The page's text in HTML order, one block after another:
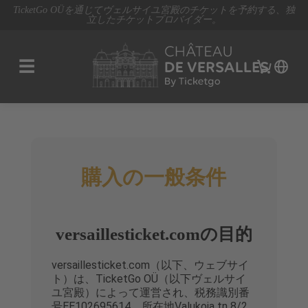
TicketGo OÜを通じてヴェルサイユ宮殿のチケットを予約する、独
立したチケットプロバイダー。
☰
購入の一般条件
versaillesticket.comの目的
versaillesticket.com（以下、ウェブサイ
ト）は、TicketGo OÜ（以下ヴェルサイ
ユ宮殿）によって運営され、税務識別番